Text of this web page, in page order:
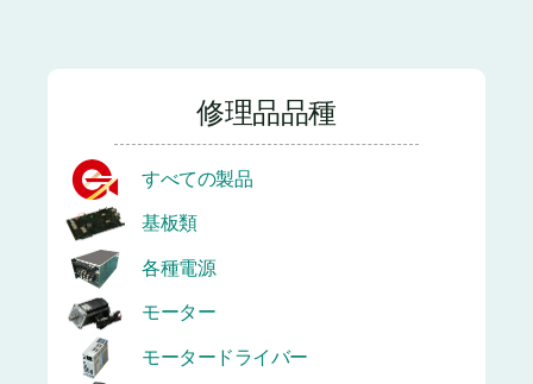
修理品品種
すべての製品
基板類
各種電源
モーター
モータードライバー